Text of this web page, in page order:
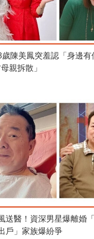
歲陳美鳳突羞認「身邊
親拆散」
送醫！資深男星爆離婚
戶」家族爆紛爭